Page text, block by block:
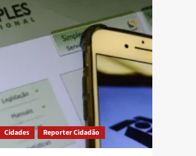
Cidades Reporter Cidadão